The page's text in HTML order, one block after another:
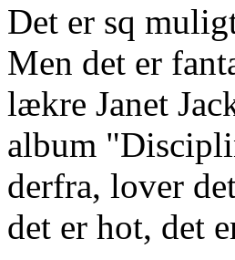
Det er sq
Men det er
lækre Janet
album
derfra, lover
det er hot, det